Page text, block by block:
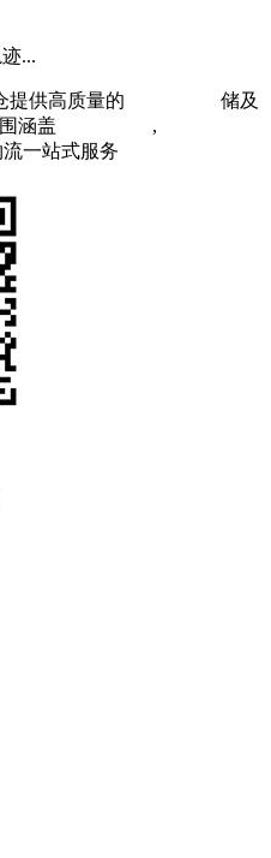
...
提供高质量的
储及
涵盖 ,
一站式服务